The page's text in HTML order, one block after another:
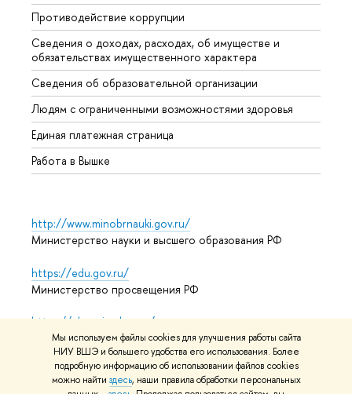
Мы используем файлы cookies для улучшения работы сайта
НИУ ВШЭ и большего удобства его использования. Более
подробную информацию об использовании файлов cookies
можно найти здесь, наши правила обработки персональных
Противодействие коррупции
Сведения о доходах, расходах, об имуществе и
обязательствах имущественного характера
Сведения об образовательной организации
Людям с ограниченными возможностями здоровья
Единая платежная страница
Работа в Вышке
http://www.minobrnauki.gov.ru/
Министерство науки и высшего образования РФ
https://edu.gov.ru/
Министерство просвещения РФ
https://elearning.hse.ru/mooc
Массовые открытые онлайн-курсы